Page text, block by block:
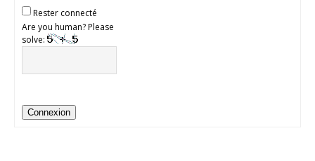
Rester connecté
Are you human? Please
solve:
Connexion